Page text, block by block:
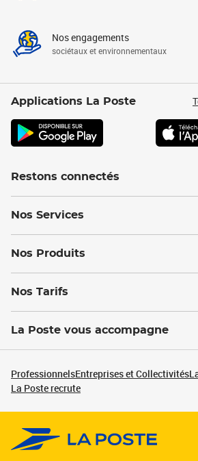
Nos engagements
sociétaux et environnementaux
Applications La Poste
Restons connectés
Nos Services
Nos Produits
Nos Tarifs
La Poste vous accompagne
ProfessionnelsEntreprises et Collectivités
La Poste recrute